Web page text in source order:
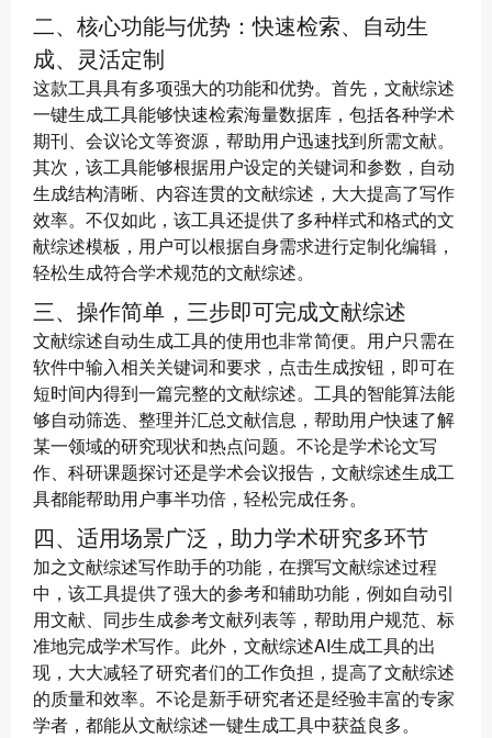
二、核心功能与优势：快速检索、自动生
成、灵活定制
这款工具具有多项强大的功能和优势。首先，文献综述
一键生成工具能够快速检索海量数据库，包括各种学术
期刊、会议论文等资源，帮助用户迅速找到所需文献。
其次，该工具能够根据用户设定的关键词和参数，自动
生成结构清晰、内容连贯的文献综述，大大提高了写作
效率。不仅如此，该工具还提供了多种样式和格式的文
献综述模板，用户可以根据自身需求进行定制化编辑，
轻松生成符合学术规范的文献综述。
三、操作简单，三步即可完成文献综述
文献综述自动生成工具的使用也非常简便。用户只需在
软件中输入相关关键词和要求，点击生成按钮，即可在
短时间内得到一篇完整的文献综述。工具的智能算法能
够自动筛选、整理并汇总文献信息，帮助用户快速了解
某一领域的研究现状和热点问题。不论是学术论文写
作、科研课题探讨还是学术会议报告，文献综述生成工
具都能帮助用户事半功倍，轻松完成任务。
四、适用场景广泛，助力学术研究多环节
加之文献综述写作助手的功能，在撰写文献综述过程
中，该工具提供了强大的参考和辅助功能，例如自动引
用文献、同步生成参考文献列表等，帮助用户规范、标
准地完成学术写作。此外，文献综述AI生成工具的出
现，大大减轻了研究者们的工作负担，提高了文献综述
的质量和效率。不论是新手研究者还是经验丰富的专家
学者，都能从文献综述一键生成工具中获益良多。